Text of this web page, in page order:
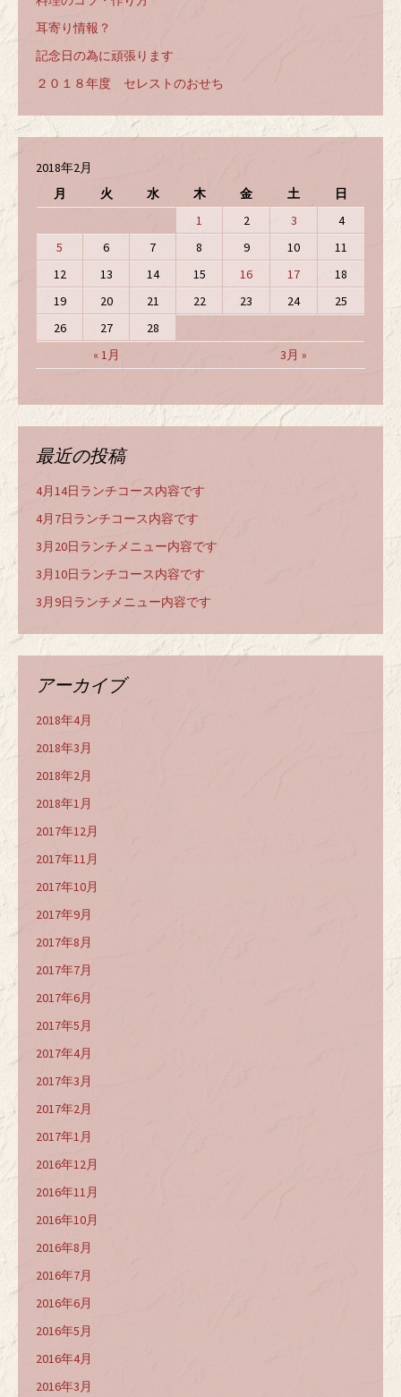
耳寄り情報？
記念日の為に頑張ります
２０１８年度 セレストのおせち
2018年2月
月
火 水 木 金 土 日
« 1月 3月 »
1 2 3
4
5
6 7 8 9 10
11
12
13 14 15 16 17
18
19
20 21 22 23 24
25
26
27 28
最近の投稿
4月14日ランチコース内容です
4月7日ランチコース内容です
3月20日ランチメニュー内容です
3月10日ランチコース内容です
3月9日ランチメニュー内容です
アーカイブ
2018年4月
2018年3月
2018年2月
2018年1月
2017年12月
2017年11月
2017年10月
2017年9月
2017年8月
2017年7月
2017年6月
2017年5月
2017年4月
2017年3月
2017年2月
2017年1月
2016年12月
2016年11月
2016年10月
2016年8月
2016年7月
2016年6月
2016年5月
2016年4月
2016年3月